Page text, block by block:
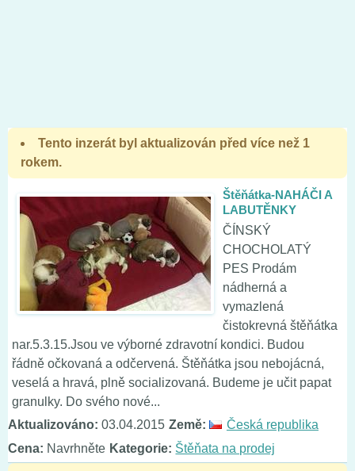
Tento inzerát byl aktualizován před více než 1
rokem.
Štěňátka-NAHÁČI A
LABUTĚNKY
ČÍNSKÝ
CHOCHOLATÝ
PES Prodám
nádherná a
vymazlená
čistokrevná štěňátka
nar.5.3.15.Jsou ve výborné zdravotní kondici. Budou
řádně očkovaná a odčervená. Štěňátka jsou nebojácná,
veselá a hravá, plně socializovaná. Budeme je učit papat
granulky. Do svého nové...
Aktualizováno: 03.04.2015 Země:
Česká republika
Cena: Navrhněte Kategorie: Štěňata na prodej